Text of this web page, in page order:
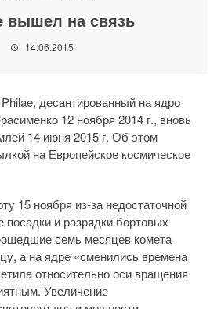
вышел на связь
14.06.2015
десантированный на ядро
12 ноября 2014 г., вновь
14 июня 2015 г. Об этом
на Европейское космическое
15 ноября из-за недостаточной
посадки и разрядки бортовых
семь месяцев комета
а на ядре «сменились времена
относительно оси вращения
Увеличение